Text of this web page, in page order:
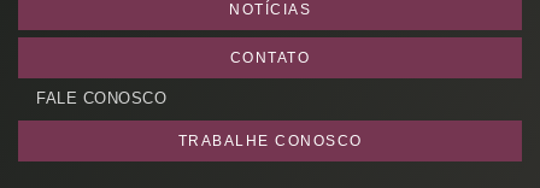
NOTÍCIAS
CONTATO
FALE CONOSCO
TRABALHE CONOSCO